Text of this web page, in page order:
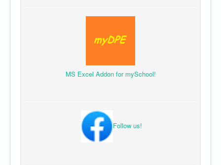
MS Excel Addon for mySchool!
Follow us!